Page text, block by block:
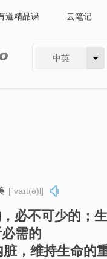
道精品课 云笔记
中英
[ˈvaɪt(ə)l]
必不可少的；
需的
，维持生命的